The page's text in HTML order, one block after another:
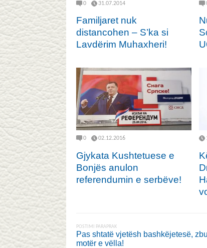
0 31.07.2014
Familjaret nuk
distancohen – S’ka si
Lavdërim Muhaxheri!
0 02.12.2016
Gjykata Kushtetuese e
Bonjës anulon
referendumin e serbëve!
POSTIMI PARAPRAK
Pas shtatë vjetësh bashkëjetesë,
motër e vëlla!